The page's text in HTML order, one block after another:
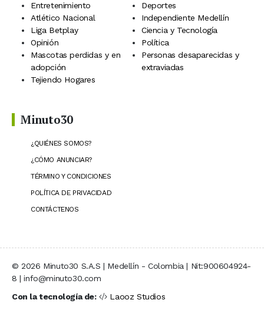
Entretenimiento
Deportes
Atlético Nacional
Independiente Medellín
Liga Betplay
Ciencia y Tecnología
Opinión
Política
Mascotas perdidas y en
adopción
Personas desaparecidas y
extraviadas
Tejiendo Hogares
Minuto30
¿QUIÉNES SOMOS?
¿CÓMO ANUNCIAR?
TÉRMINO Y CONDICIONES
POLÍTICA DE PRIVACIDAD
CONTÁCTENOS
© 2026 Minuto30 S.A.S | Medellín - Colombia | Nit:900604924-
8 | info@minuto30.com
Con la tecnología de:
Laooz Studios